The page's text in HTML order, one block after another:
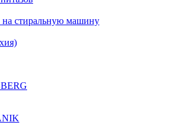
стиральную машину